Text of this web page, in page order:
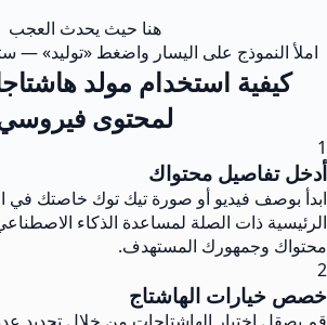
هنا حيث يحدث العجب
املأ النموذج على اليسار واضغط «توليد» —
كيفية استخدام مولد
لمحتوى
1
أدخل تفاصيل محتواك
ابدأ بوصف فيديو أو صورة تيك توك خاصتك في
الرئيسية ذات الصلة لمساعدة الذكاء
محتواك وجمهورك المستهدف.
2
خصص خيارات الهاشتاج